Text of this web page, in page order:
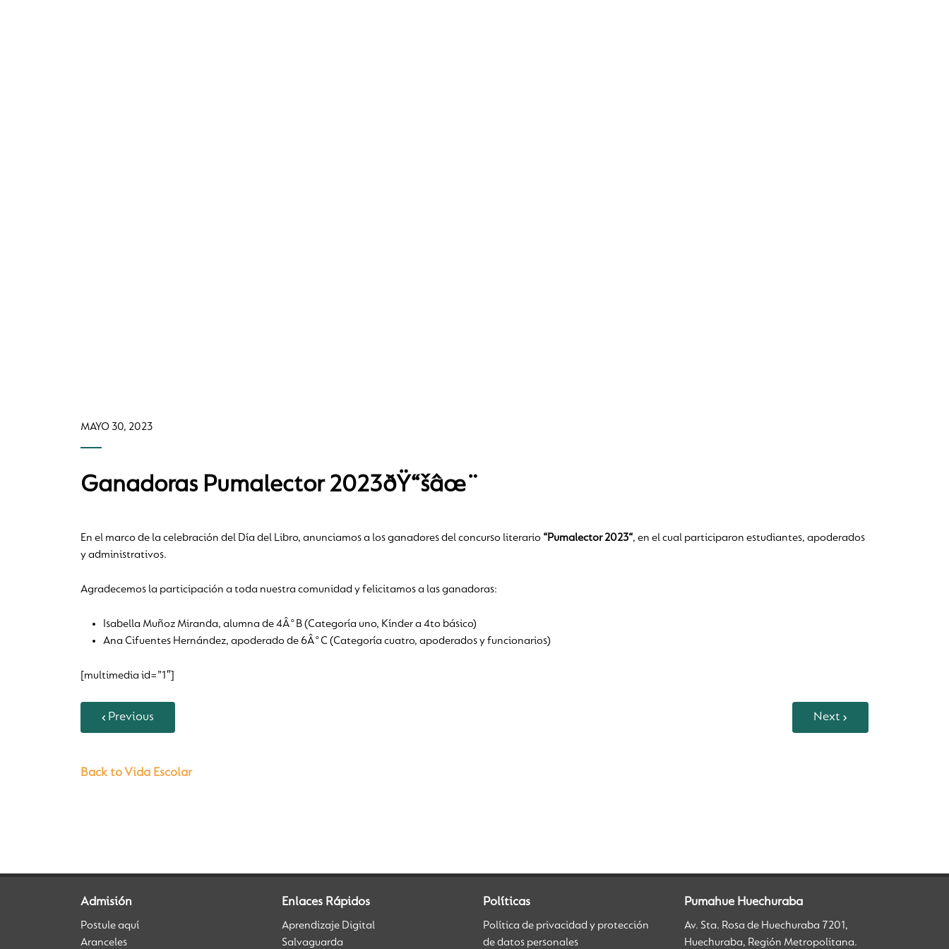
MAYO 30, 2023
Ganadoras Pumalector 2023ðŸ“šâœ¨
En el marco de la celebración del Día del Libro, anunciamos a los ganadores del concurso literario “Pumalector 2023“, en el cual participaron estudiantes, apoderados
y administrativos.
Agradecemos la participación a toda nuestra comunidad y felicitamos a las ganadoras:
Isabella Muñoz Miranda, alumna de 4Â°B (Categoría uno, Kínder a 4to básico)
Ana Cifuentes Hernández, apoderado de 6Â°C (Categoría cuatro, apoderados y funcionarios)
[multimedia id=”1″]
Previous Next
Back to Vida Escolar
Admisión
Postule aquí
Aranceles
Enlaces Rápidos
Aprendizaje Digital
Salvaguarda
Políticas
Política de privacidad y protección
de datos personales
Pumahue Huechuraba
Av. Sta. Rosa de Huechuraba 7201,
Huechuraba, Región Metropolitana.